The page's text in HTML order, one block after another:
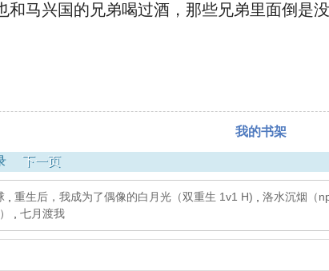
马兴国的兄弟喝过酒，那些兄弟里面倒是
我的书架
下一页
重生后，我成为了偶像的白月光（双重生 1v1 H) 洛水沉烟（np
七月渡我